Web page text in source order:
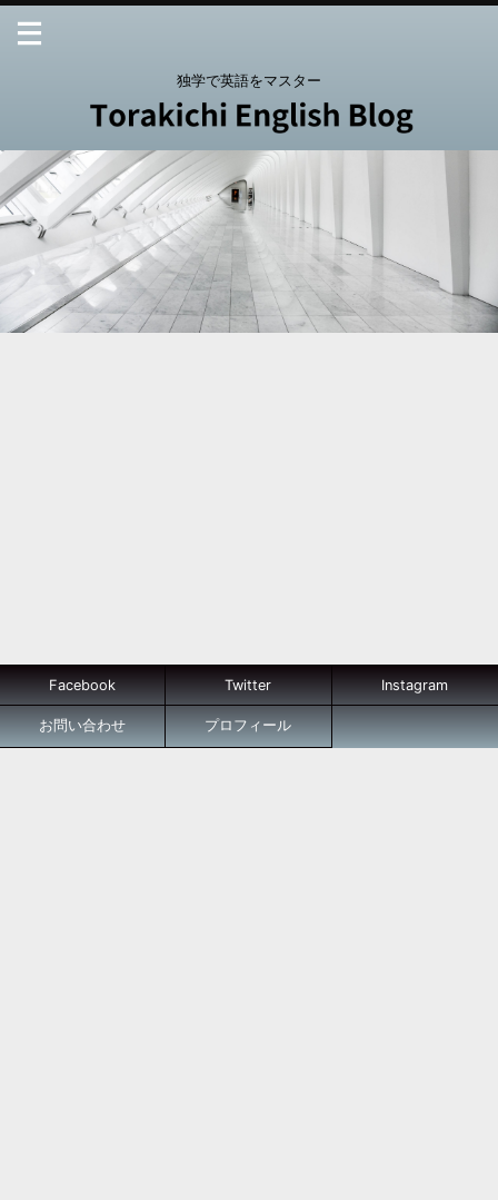
独学で英語をマスター
Facebook Twitter Instagram
お問い合わせ プロフィール